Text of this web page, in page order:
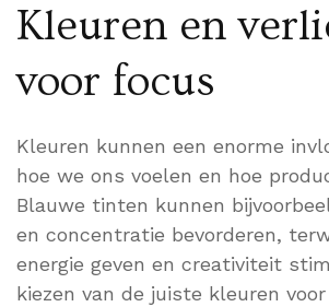
Kleuren en
voor focus
Kleuren kunnen een enorme
hoe we ons voelen en hoe
Blauwe tinten kunnen
en concentratie bevorderen,
energie geven en creativiteit
kiezen van de juiste kleuren